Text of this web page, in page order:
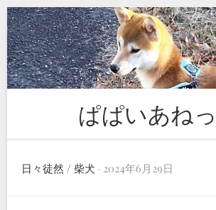
Skip
to
content
ぱぱいあね
日々徒然 / 柴犬 · 2024年6月29日